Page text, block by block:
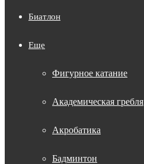
Биатлон
Еще
Фигурное катание
Академическая гребля
Акробатика
Бадминтон